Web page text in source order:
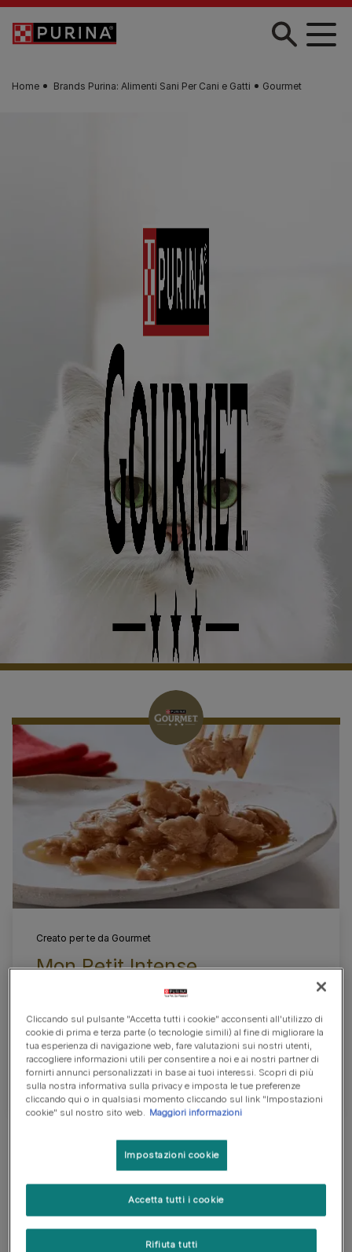
Skip to main content
Home Brands Purina: Alimenti Sani Per Cani e Gatti Gourmet
Scopri la
gamma di
Gourmet
Cibo per gatti dal palato raffinato! Sette diverse
gamme di prodotti per viziare il tuo gatto.
Creato per te da Gourmet
Mon Petit Intense
Raffinati filettini cotti in una deliziosa salsa per
un pasto sublime per il tuo gatto intenditore.
Scopri tutti i prodotti
Cliccando sul pulsante "Accetta tutti i cookie" acconsenti all'utilizzo di
cookie di prima e terza parte (o tecnologie simili) al fine di migliorare la
tua esperienza di navigazione web, fare valutazioni sui nostri utenti,
raccogliere informazioni utili per consentire a noi e ai nostri partner di
fornirti annunci personalizzati in base ai tuoi interessi. Scopri di più
sulla nostra informativa sulla privacy e imposta le tue preferenze
cliccando qui o in qualsiasi momento cliccando sul link "Impostazioni
cookie" sul nostro sito web. Maggiori informazioni
Impostazioni cookie
Rifiuta tutti
Accetta tutti i cookie